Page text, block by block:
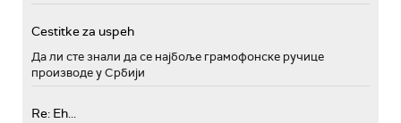
Cestitke za uspeh
Да ли сте знали да се најбоље грамофонске ручице
производе у Србији
Re: Eh...